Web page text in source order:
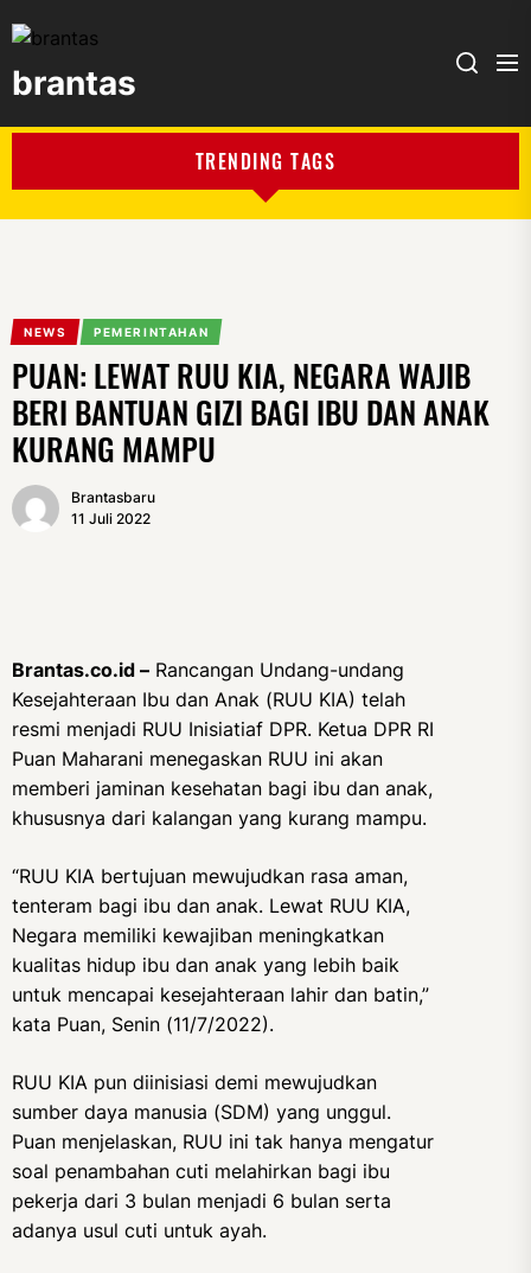
brantas
TRENDING TAGS
NEWS PEMERINTAHAN
PUAN: LEWAT RUU KIA, NEGARA WAJIB
BERI BANTUAN GIZI BAGI IBU DAN ANAK
KURANG MAMPU
Brantasbaru
11 Juli 2022
Brantas.co.id – Rancangan Undang-undang
Kesejahteraan Ibu dan Anak (RUU KIA) telah
resmi menjadi RUU Inisiatiaf DPR. Ketua DPR RI
Puan Maharani menegaskan RUU ini akan
memberi jaminan kesehatan bagi ibu dan anak,
khususnya dari kalangan yang kurang mampu.
“RUU KIA bertujuan mewujudkan rasa aman,
tenteram bagi ibu dan anak. Lewat RUU KIA,
Negara memiliki kewajiban meningkatkan
kualitas hidup ibu dan anak yang lebih baik
untuk mencapai kesejahteraan lahir dan batin,”
kata Puan, Senin (11/7/2022).
RUU KIA pun diinisiasi demi mewujudkan
sumber daya manusia (SDM) yang unggul.
Puan menjelaskan, RUU ini tak hanya mengatur
soal penambahan cuti melahirkan bagi ibu
pekerja dari 3 bulan menjadi 6 bulan serta
adanya usul cuti untuk ayah.